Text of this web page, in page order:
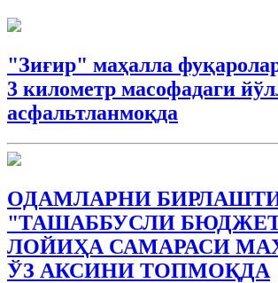
"Зиғир" маҳалла
3 километр масофадаги
асфальтланмоқда
ОДАМЛАРНИ
"ТАШАББУСЛИ
ЛОЙИҲА САМАРАСИ
ЎЗ АКСИНИ ТОПМОҚДА